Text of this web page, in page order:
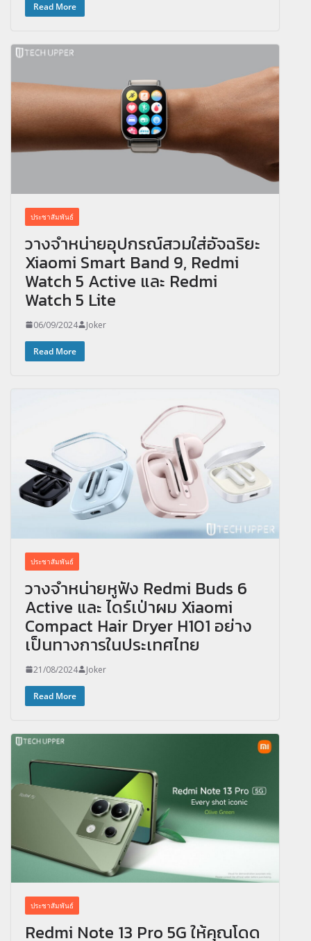
Read More
ประชาสัมพันธ์
วางจำหน่ายอุปกรณ์สวมใส่อัจฉริยะ
Xiaomi Smart Band 9, Redmi
Watch 5 Active และ Redmi
Watch 5 Lite
06/09/2024 Joker
Read More
ประชาสัมพันธ์
วางจำหน่ายหูฟัง Redmi Buds 6
Active และ ไดร์เป่าผม Xiaomi
Compact Hair Dryer H101 อย่าง
เป็นทางการในประเทศไทย
21/08/2024 Joker
Read More
ประชาสัมพันธ์
Redmi Note 13 Pro 5G ให้คุณโดด